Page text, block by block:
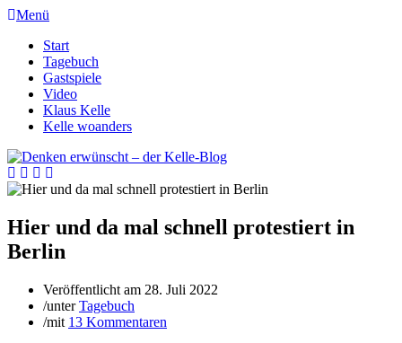
Menü
Start
Tagebuch
Gastspiele
Video
Klaus Kelle
Kelle woanders
Hier und da mal schnell protestiert in
Berlin
Veröffentlicht am 28. Juli 2022
/unterTagebuch
/mit 13 Kommentaren